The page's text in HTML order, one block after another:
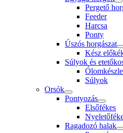
Pergető
Feeder
Harcsa
Ponty
Úszós horgászat
Kész
Súlyok és
Súlyok
Orsók
Pontyozás
Elsőfékes
Ragadozó halak